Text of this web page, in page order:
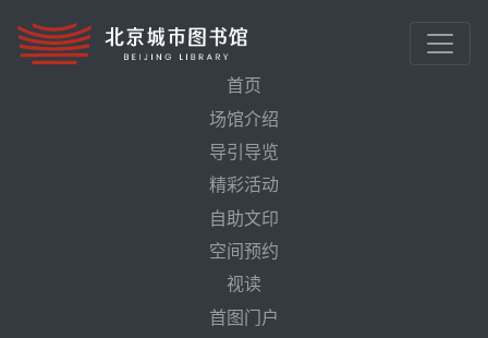
首页
场馆介绍
导引导览
精彩活动
自助文印
空间预约
视读
首图门户